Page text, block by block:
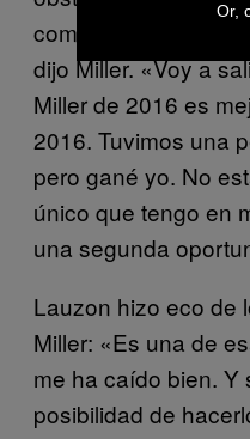
combate previo.
dijo Miller. «Voy a
Miller de 2016 es
2016. Tuvimos una
pero gané yo. No
único que tengo en
una segunda
Lauzon hizo eco de
Miller: «Es una de
me ha caído bien. Y
posibilidad de
Or,